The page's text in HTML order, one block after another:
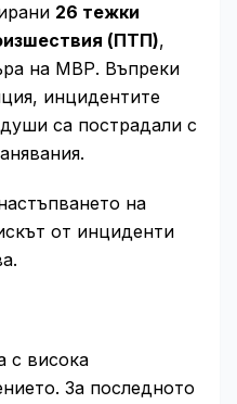
26 тежки
(ПТП),
на МВР. Въпреки
инцидентите
са пострадали с
на
от инциденти
с висока
За последното